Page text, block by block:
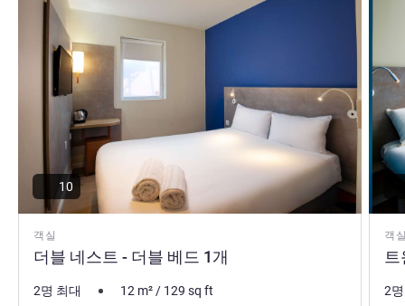
객실
더블 네스트 - 더블 베드 1개
10
2명 최대 12 m²/ 129 sq ft
객
2